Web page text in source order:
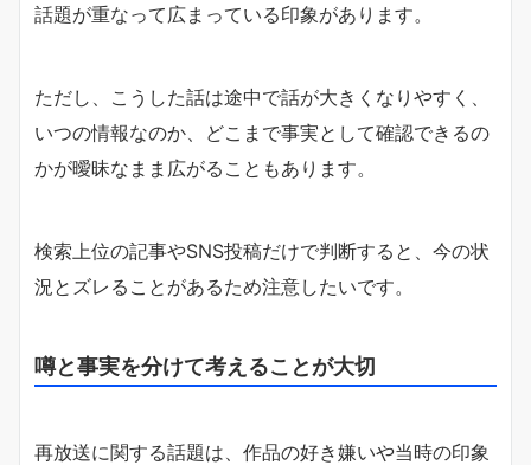
話題が重なって広まっている印象があります。
ただし、こうした話は途中で話が大きくなりやすく、
いつの情報なのか、どこまで事実として確認できるの
かが曖昧なまま広がることもあります。
検索上位の記事やSNS投稿だけで判断すると、今の状
況とズレることがあるため注意したいです。
噂と事実を分けて考えることが大切
再放送に関する話題は、作品の好き嫌いや当時の印象